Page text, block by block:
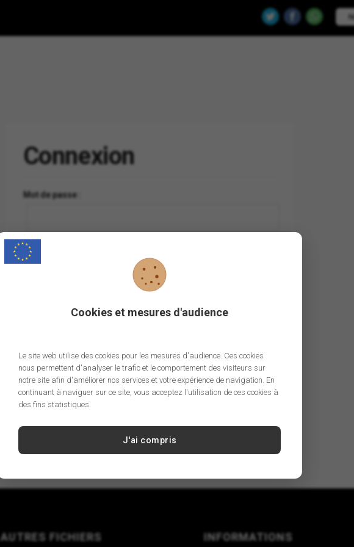
Connexion
Mot de passe :
AUTRES FICHIERS INFORMATIONS
Cookies et mesures d'audience
Le site web utilise des cookies pour les mesures d'audience. Ces cookies
nous permettent d'analyser le trafic et le comportement des visiteurs sur
notre site afin d'améliorer nos services et votre expérience de navigation. En
continuant à naviguer sur ce site, vous acceptez l'utilisation de ces cookies à
des fins statistiques.
J'ai compris